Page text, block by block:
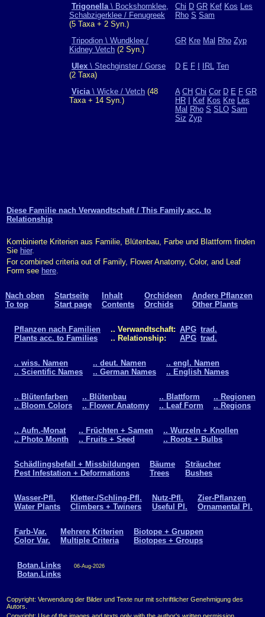
Trigonella\ Bockshornklee,
Schabzigerklee / Fenugreek
(5 Taxa + 2 Syn.)
Chi D GR Kef Kos Les
Rho S Sam
Tripodion \ Wundklee /
Kidney Vetch (2 Syn.)
GR Kre Mal Rho Zyp
Ulex \ Stechginster / Gorse
(2 Taxa)
D E F IRL Ten
Vicia\ Wicke / Vetch (48
Taxa + 14 Syn.)
A CH Chi Cor D E F GR
HR
Kef Kos Kre Les
Mal Rho S SLO Sam
Siz Zyp
Diese Familie nach Verwandtschaft / This Family acc. to
Relationship
Kombinierte Kriterien aus Familie, Blütenbau, Farbe und Blattform finden
Sie hier.
For combined criteria out of Family, Flower Anatomy, Color, and Leaf
Form see here.
Nach oben
To top
Startseite
Start page
Inhalt
Contents
Orchideen
Orchids
Andere Pflanzen
Other Plants
Pflanzen nach Familien
Plants acc. to Families
.. Verwandtschaft:
.. Relationship:
APG
APG
trad.
trad.
.. wiss. Namen
.. Scientific Names
.. deut. Namen
.. German Names
.. engl. Namen
.. English Names
.. Blütenfarben
.. Bloom Colors
.. Blütenbau
.. Flower Anatomy
.. Blattform
.. Leaf Form
.. Regionen
.. Regions
.. Aufn.-Monat
.. Photo Month
.. Früchten + Samen
.. Fruits + Seed
.. Wurzeln + Knollen
.. Roots + Bulbs
Schädlingsbefall + Missbildungen
Pest Infestation + Deformations
Bäume
Trees
Sträucher
Bushes
Wasser-Pfl.
Water Plants
Kletter-/Schling-Pfl.
Climbers + Twiners
Nutz-Pfl.
Useful Pl.
Zier-Pflanzen
Ornamental Pl.
Farb-Var.
Color Var.
Mehrere Kriterien
Multiple Criteria
Biotope + Gruppen
Biotopes + Groups
Botan.Links
Botan.Links
06-Aug-2026
Copyright: Verwendung der Bilder und Texte nur mit schriftlicher Genehmigung des
Autors.